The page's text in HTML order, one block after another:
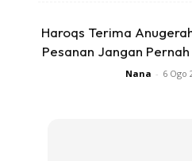
Haroqs Terima
Pesanan Jangan
Nana - 6 Ogo